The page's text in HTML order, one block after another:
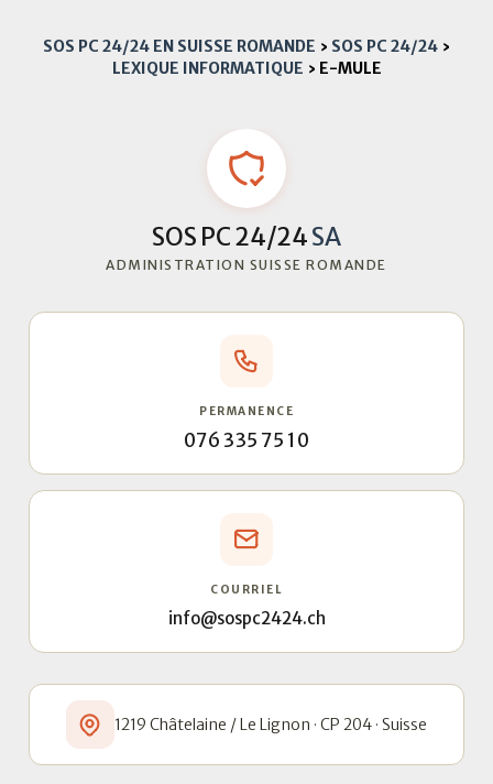
SOS PC 24/24 EN SUISSE ROMANDE › SOS PC 24/24 ›
LEXIQUE INFORMATIQUE › E-MULE
SOS PC 24/24SA
ADMINISTRATION SUISSE ROMANDE
PERMANENCE
076 335 75 10
COURRIEL
info@sospc2424.ch
1219 Châtelaine / Le Lignon · CP 204 · Suisse